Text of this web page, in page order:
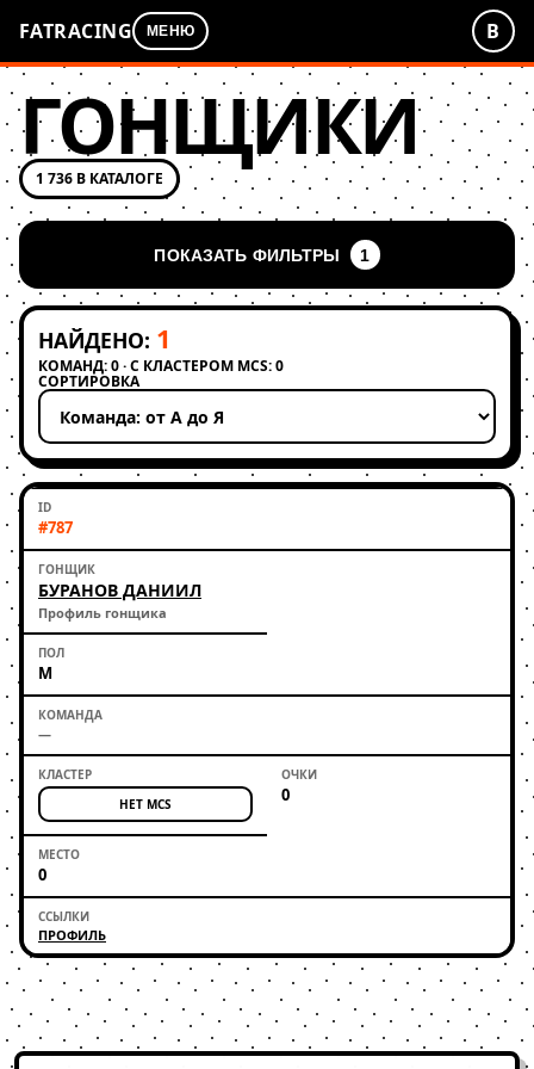
FATRACING МЕНЮ В
ГОНЩИКИ
1 736 В КАТАЛОГЕ
ПОКАЗАТЬ ФИЛЬТРЫ 1
НАЙДЕНО: 1
КОМАНД: 0 · С КЛАСТЕРОМ MCS: 0
СОРТИРОВКА
Применить сортировку
#787
БУРАНОВ ДАНИИЛ
Профиль гонщика
М
—
НЕТ MCS 0
0
ПРОФИЛЬ